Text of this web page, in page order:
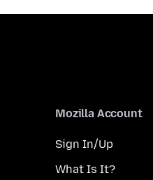
Mozilla Account
Sign In/Up
What Is It?